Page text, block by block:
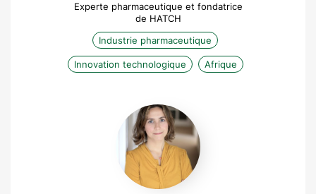
Experte pharmaceutique et fondatrice
de HATCH
Industrie pharmaceutique
Innovation technologique Afrique
Lola
Vallejo